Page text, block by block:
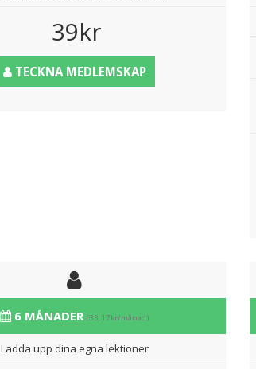
39kr
TECKNA MEDLEMSKAP
6 MÅNADER (33,17kr/månad)
Ladda upp dina egna lektioner